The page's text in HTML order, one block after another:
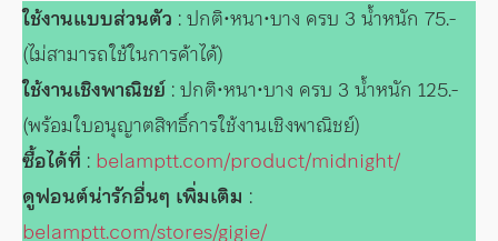
ใช้งานแบบส่วนตัว : ปกติ•หนา•บาง ครบ 3 น้ำหนัก 75.-
(ไม่สามารถใช้ในการค้าได้)
ใช้งานเชิงพาณิชย์ : ปกติ•หนา•บาง ครบ 3 น้ำหนัก 125.-
(พร้อมใบอนุญาตสิทธิ์การใช้งานเชิงพาณิชย์)
ซื้อได้ที่ : belamptt.com/product/midnight/
ดูฟอนต์น่ารักอื่นๆ เพิ่มเติม :
belamptt.com/stores/gigie/